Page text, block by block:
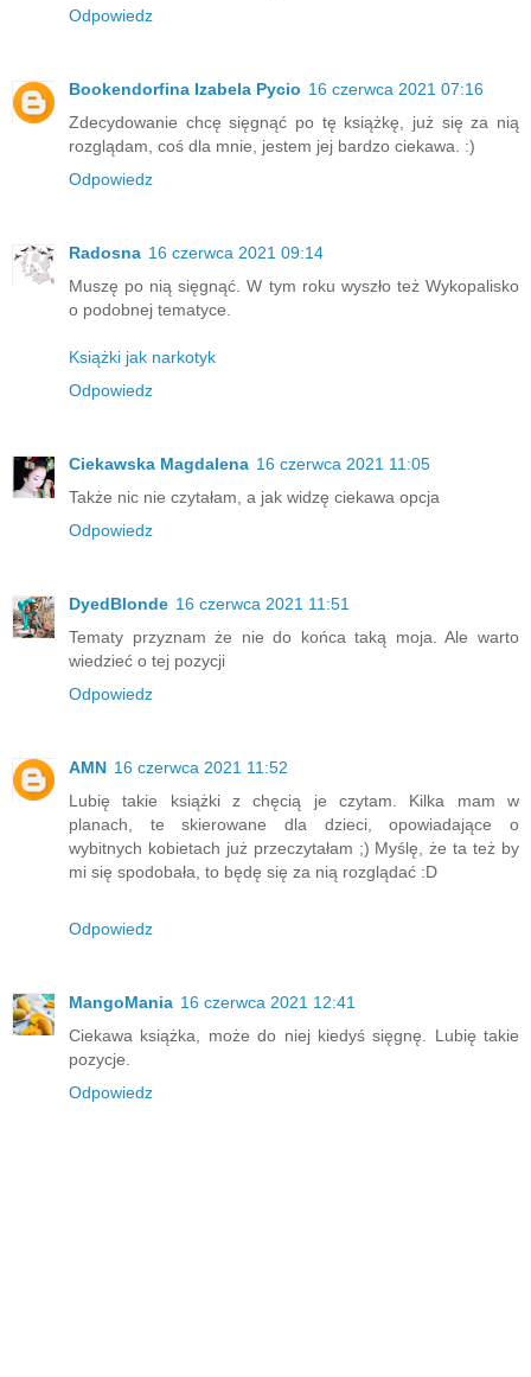
Odpowiedz
Bookendorfina Izabela Pycio 16 czerwca 2021 07:16
Zdecydowanie chcę sięgnąć po tę książkę, już się za nią
rozglądam, coś dla mnie, jestem jej bardzo ciekawa. :)
Odpowiedz
Radosna 16 czerwca 2021 09:14
Muszę po nią sięgnąć. W tym roku wyszło też Wykopalisko
o podobnej tematyce.
Książki jak narkotyk
Odpowiedz
Ciekawska Magdalena 16 czerwca 2021 11:05
Także nic nie czytałam, a jak widzę ciekawa opcja
Odpowiedz
DyedBlonde 16 czerwca 2021 11:51
Tematy przyznam że nie do końca taką moja. Ale warto
wiedzieć o tej pozycji
Odpowiedz
AMN 16 czerwca 2021 11:52
Lubię takie książki z chęcią je czytam. Kilka mam w
planach, te skierowane dla dzieci, opowiadające o
wybitnych kobietach już przeczytałam ;) Myślę, że ta też by
mi się spodobała, to będę się za nią rozglądać :D
Odpowiedz
MangoMania 16 czerwca 2021 12:41
Ciekawa książka, może do niej kiedyś sięgnę. Lubię takie
pozycje.
Odpowiedz